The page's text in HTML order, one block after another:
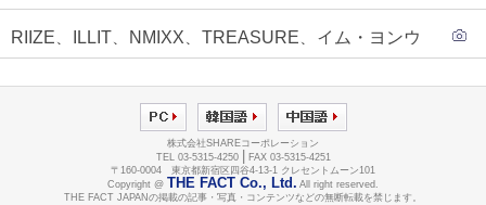
もスタート！！
RIIZE、ILLIT、NMIXX、TREASURE、イム・ヨンウ
インナップに合流！
株式会社SHAREコーポレーション
TEL 03-5315-4250
FAX 03-5315-4251
〒160-0004 東京都新宿区四谷4-13-1 クレセントムーン101
Copyright @ THE FACT Co., Ltd. All right reserved.
THE FACT JAPANの掲載の記事・写真・コンテンツなどの無断転載を禁じます。